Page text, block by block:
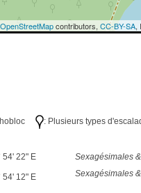
OpenStreetMapcontributors, CC-BY-SA,
: Plusieurs types
22" E
Sexagésimales
12" E Sexagésimales